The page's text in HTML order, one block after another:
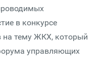
в конкурсе
на тему ЖКХ, который
управляющих